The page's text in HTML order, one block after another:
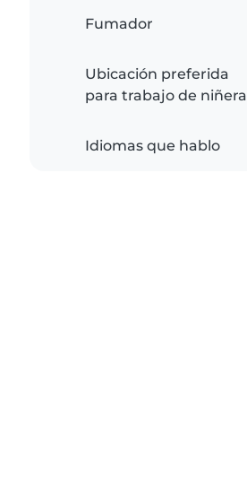
Fumador
Ubicación preferida
para trabajo de niñera
Idiomas que hablo